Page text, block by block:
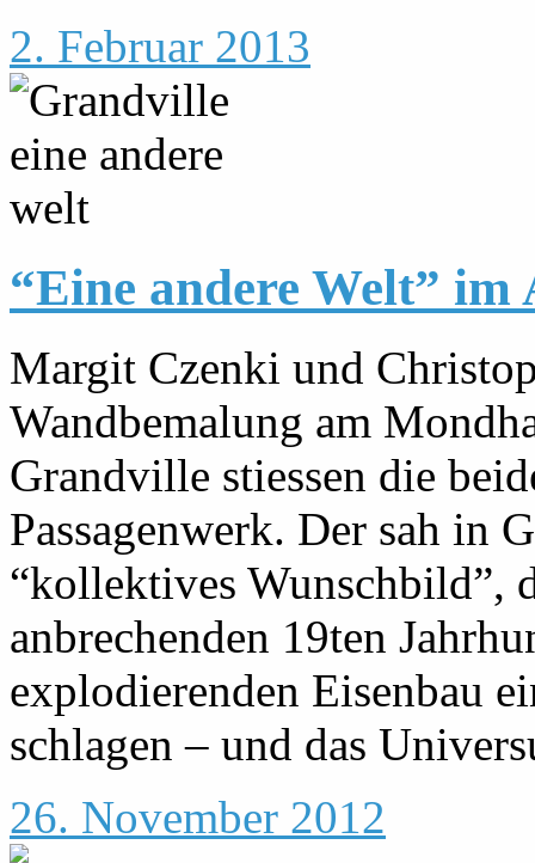
2. Februar 2013
“Eine andere Welt” im
Margit Czenki und
Wandbemalung am
Grandville stiessen die
Passagenwerk. Der sah in
“kollektives Wunschbild”,
anbrechenden 19ten
explodierenden Eisenbau
schlagen – und das
26. November 2012